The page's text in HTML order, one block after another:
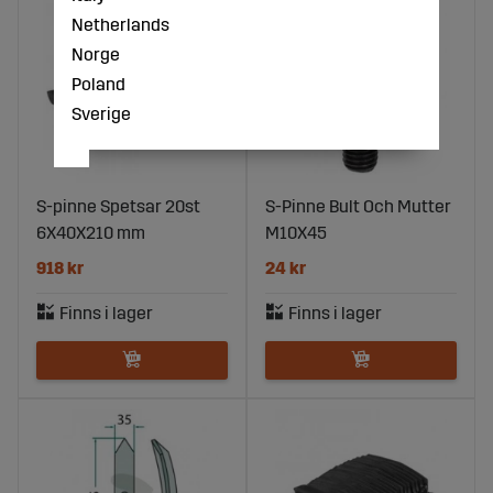
S-pinne Spetsar 20st
6X40X210 mm
918 kr
S-Pinne Bult Och Mutter
M10X45
24 kr
Netherlands
Norge
Poland
Sverige